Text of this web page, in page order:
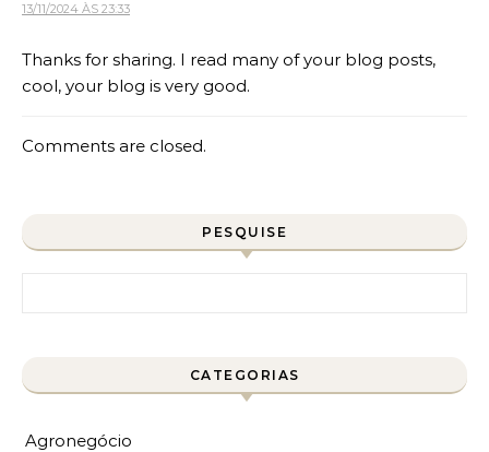
13/11/2024 ÀS 23:33
Thanks for sharing. I read many of your blog posts,
cool, your blog is very good.
Comments are closed.
PESQUISE
CATEGORIAS
Agronegócio